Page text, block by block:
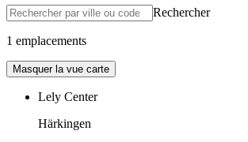
Rechercher
1 emplacements
Masquer la vue carte
Lely Center
Härkingen